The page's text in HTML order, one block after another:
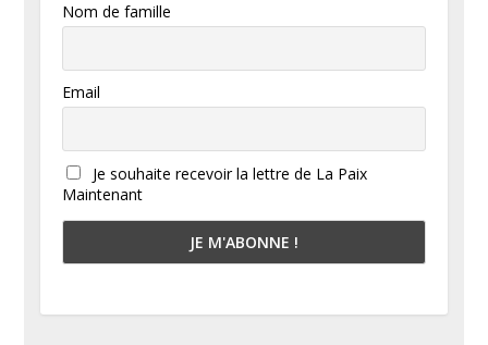
Nom de famille
Email
Je souhaite recevoir la lettre de La Paix
Maintenant